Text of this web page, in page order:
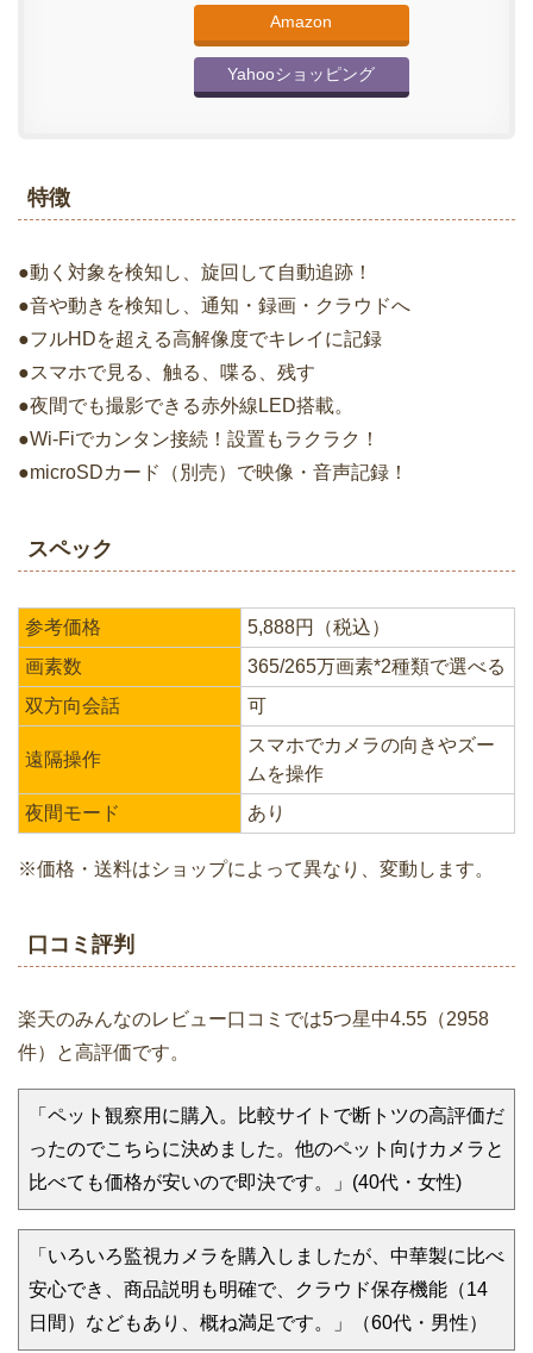
Amazon
Yahooショッピング
特徴
●動く対象を検知し、旋回して自動追跡！
●音や動きを検知し、通知・録画・クラウドへ
●フルHDを超える高解像度でキレイに記録
●スマホで見る、触る、喋る、残す
●夜間でも撮影できる赤外線LED搭載。
●Wi-Fiでカンタン接続！設置もラクラク！
●microSDカード（別売）で映像・音声記録！
スペック
参考価格
5,888円（税込）
画素数
365/265万画素*2種類で選べる
双方向会話
可
遠隔操作
スマホでカメラの向きやズー
ムを操作
夜間モード
あり
※価格・送料はショップによって異なり、変動します。
口コミ評判
楽天のみんなのレビュー口コミでは5つ星中4.55（2958
件）と高評価です。
「ペット観察用に購入。比較サイトで断トツの高評価だ
ったのでこちらに決めました。他のペット向けカメラと
比べても価格が安いので即決です。」(40代・女性)
「いろいろ監視カメラを購入しましたが、中華製に比べ
安心でき、商品説明も明確で、クラウド保存機能（14
日間）などもあり、概ね満足です。」（60代・男性）